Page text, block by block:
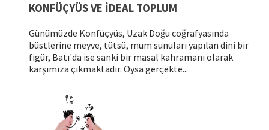
KONFÜÇYÜS VE İDEAL TOPLUM
Günümüzde Konfüçyüs, Uzak Doğu coğrafyasında
büstlerine meyve, tütsü, mum sunuları yapılan dini bir
figür, Batı'da ise sanki bir masal kahramanı olarak
karşımıza çıkmaktadır. Oysa gerçekte...